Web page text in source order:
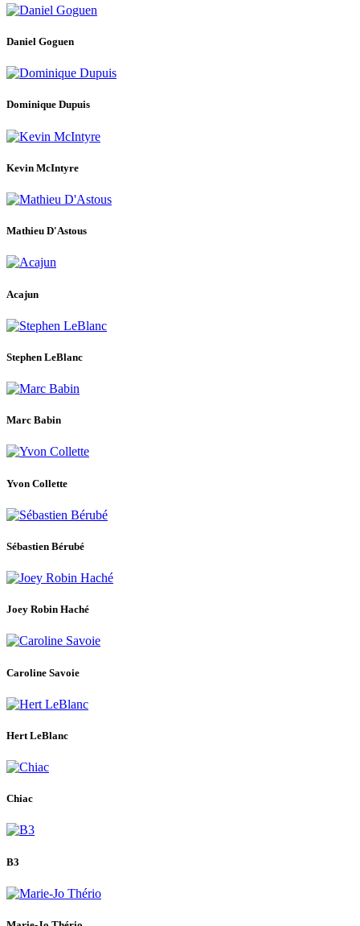
Daniel Goguen
Dominique Dupuis
Kevin McIntyre
Mathieu D'Astous
Acajun
Stephen LeBlanc
Marc Babin
Yvon Collette
Sébastien Bérubé
Joey Robin Haché
Caroline Savoie
Hert LeBlanc
Chiac
B3